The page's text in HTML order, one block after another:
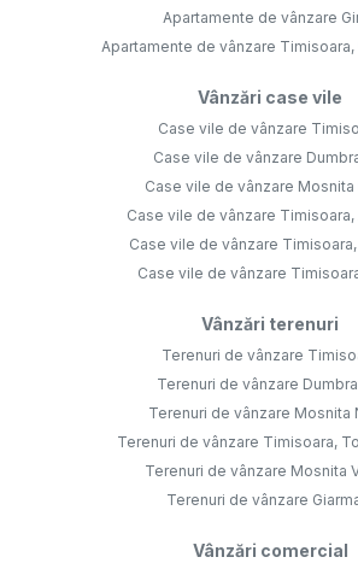
Apartamente de vânzare
Apartamente de vânzare Timisoara,
Vânzări case vile
Case vile de vânzare
Case vile de vânzare
Case vile de vânzare Mosnita
Case vile de vânzare Timisoara,
Case vile de vânzare
Case vile de vânzare
Vânzări terenuri
Terenuri de vânzare
Terenuri de vânzare
Terenuri de vânzare Mosnita
Terenuri de vânzare Timisoara,
Terenuri de vânzare Mosnita
Terenuri de vânzare
Vânzări comercial